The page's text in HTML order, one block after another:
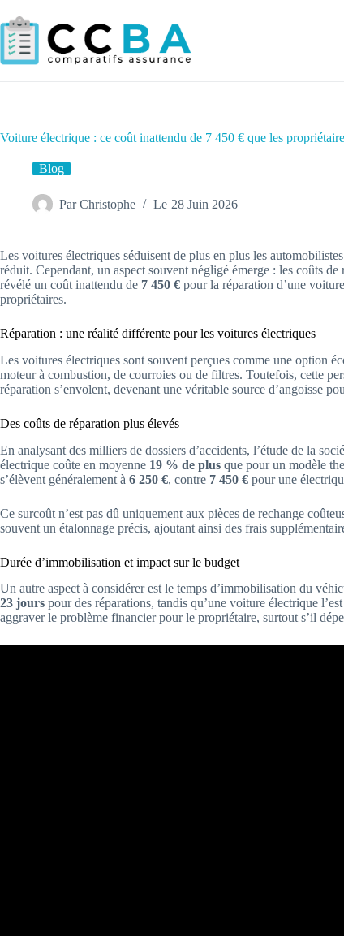
au
contenu
Voiture électrique : ce coût inattendu de 7 450 € que les
Blog
Par Christophe Le 28 Juin 2026
Les voitures électriques séduisent de plus en plus les
réduit. Cependant, un aspect souvent négligé émerge : les coûts
révélé un coût inattendu de 7 450 € pour la réparation d’une
propriétaires.
Réparation : une réalité différente pour les voitures électriques
Les voitures électriques sont souvent perçues comme une option
moteur à combustion, de courroies ou de filtres. Toutefois, cette
réparation s’envolent, devenant une véritable source d’angoisse
Des coûts de réparation plus élevés
En analysant des milliers de dossiers d’accidents, l’étude de la
électrique coûte en moyenne 19 % de plus que pour un modèle
s’élèvent généralement à 6 250 €, contre 7 450 € pour une
Ce surcoût n’est pas dû uniquement aux pièces de rechange
souvent un étalonnage précis, ajoutant ainsi des frais
Durée d’immobilisation et impact sur le budget
Un autre aspect à considérer est le temps d’immobilisation du
23 jours pour des réparations, tandis qu’une voiture électrique
aggraver le problème financier pour le propriétaire, surtout s’il